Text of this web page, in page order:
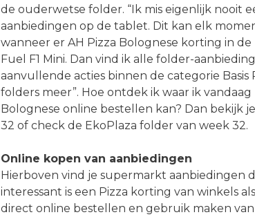
de ouderwetse folder. “Ik mis eigenlijk nooit
aanbiedingen op de tablet. Dit kan elk
wanneer er AH Pizza Bolognese korting in
Fuel F1 Mini. Dan vind ik alle folder-
aanvullende acties binnen de categorie
folders meer”. Hoe ontdek ik waar ik
Bolognese online bestellen kan? Dan bekijk
32 of check de EkoPlaza folder van week 32.
Online kopen van aanbiedingen
Hierboven vind je supermarkt aanbiedingen
interessant is een Pizza korting van winkels
direct online bestellen en gebruik maken